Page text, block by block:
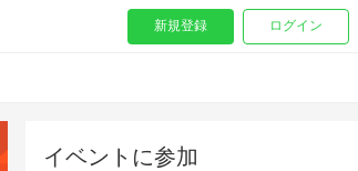
イベントに参加
新規登録 ログイン